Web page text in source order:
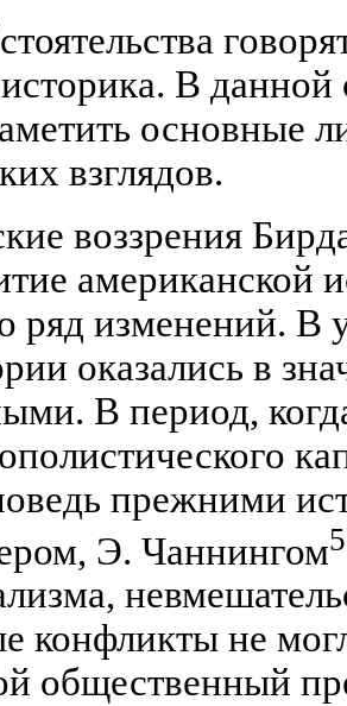
В данной
основные
взглядов.
воззрения
американской
ряд изменений. В
оказались в
В период,
прежними
Э. Чаннингом5
конфликты не
общественный